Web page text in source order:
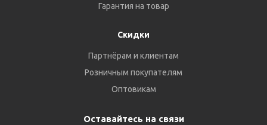
Гарантия на товар
Скидки
Партнёрам и клиентам
Розничным покупателям
Оптовикам
Оставайтесь на связи